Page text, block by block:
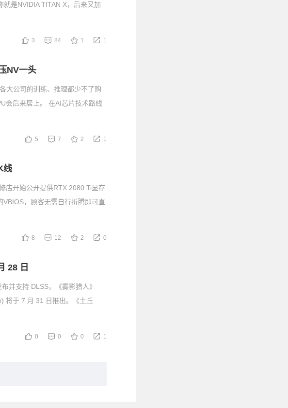
是NVIDIA TITAN X，后来又加
3 84 1 1
NV一头
大公司的训练、推理都少不了购
会后来居上。 在AI芯片技术路线
5 7 2 1
线
店开始公开提供RTX 2080 Ti显存
，顾客无需自行折腾即可直
8 12 2 0
28 日
并支持 DLSS，《雾影猎人》
将于 7 月 31 日推出。《土丘
0 0 0 1